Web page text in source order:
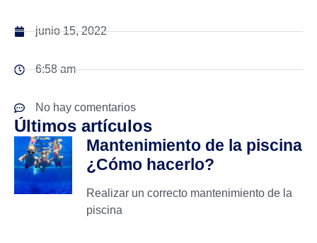
junio 15, 2022
6:58 am
No hay comentarios
Últimos artículos
Mantenimiento de la piscina
¿Cómo hacerlo?
Realizar un correcto mantenimiento de la
piscina